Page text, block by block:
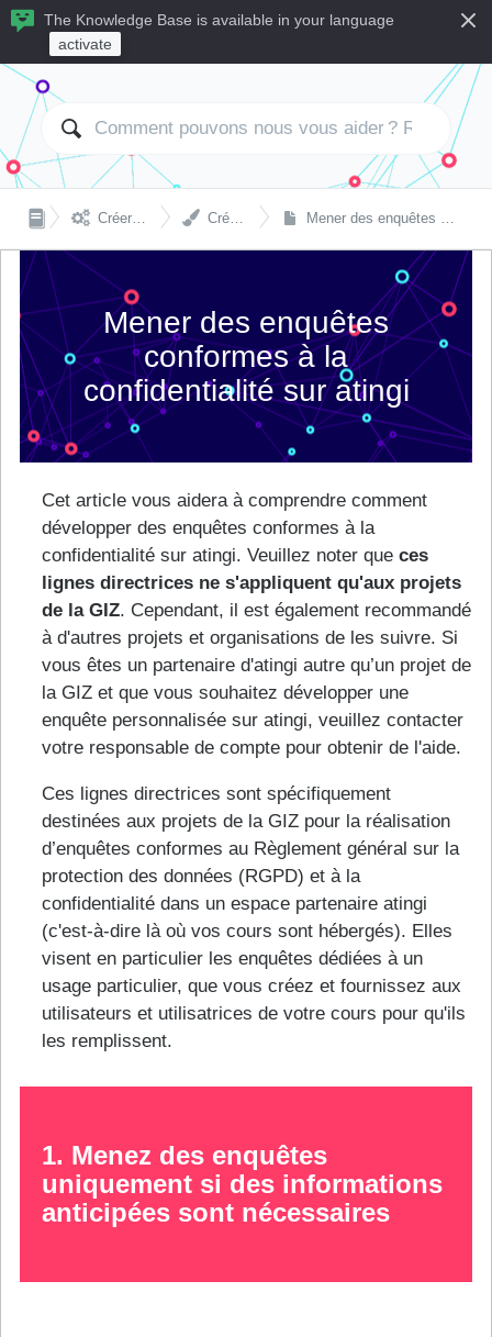
The Knowledge Base is available in your language
activate
 Créer et gérer des cours  Création de contenu Mener des enquêtes conformes à la confidentialité sur atingi
Mener des enquêtes
conformes à la
confidentialité sur atingi
Cet article vous aidera à comprendre comment
développer des enquêtes conformes à la
confidentialité sur atingi. Veuillez noter que ces
lignes directrices ne s'appliquent qu'aux projets
de la GIZ. Cependant, il est également recommandé
à d'autres projets et organisations de les suivre. Si
vous êtes un partenaire d'atingi autre qu’un projet de
la GIZ et que vous souhaitez développer une
enquête personnalisée sur atingi, veuillez contacter
votre responsable de compte pour obtenir de l'aide.
Ces lignes directrices sont spécifiquement
destinées aux projets de la GIZ pour la réalisation
d’enquêtes conformes au Règlement général sur la
protection des données (RGPD) et à la
confidentialité dans un espace partenaire atingi
(c'est-à-dire là où vos cours sont hébergés). Elles
visent en particulier les enquêtes dédiées à un
usage particulier, que vous créez et fournissez aux
utilisateurs et utilisatrices de votre cours pour qu'ils
les remplissent.
1. Menez des enquêtes
uniquement si des informations
anticipées sont nécessaires